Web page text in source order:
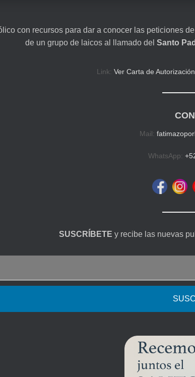
con recursos para dar a conocer las peticiones de
de un grupo de laicos al llamado del Santo
Link: Ver Carta de
Mail:
WhatsApp:
SUSCRÍBETE y recibe las nuevas